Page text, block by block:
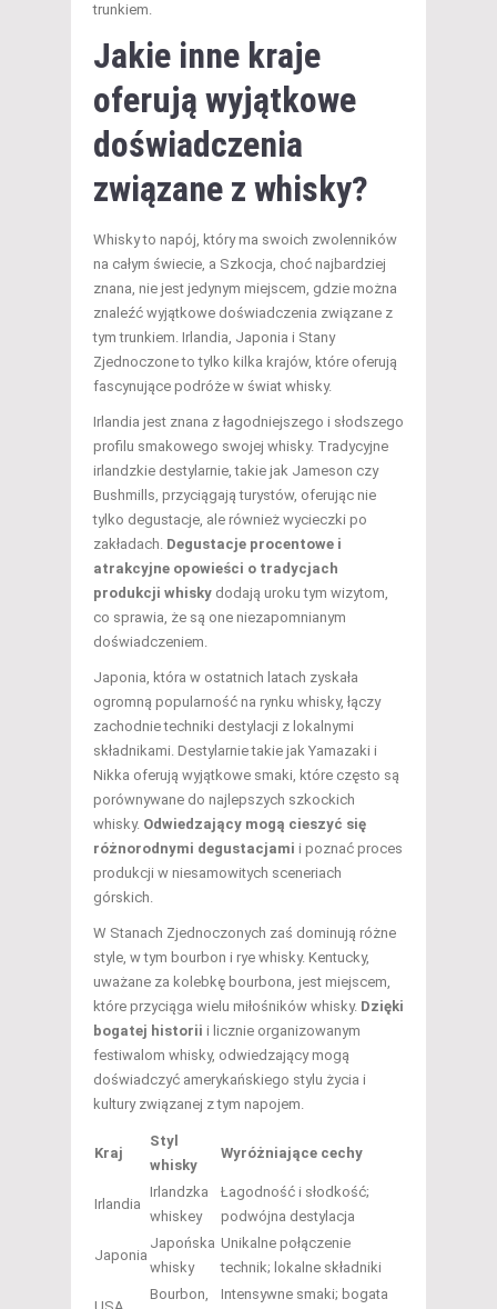
trunkiem.
Jakie inne kraje
oferują wyjątkowe
doświadczenia
związane z whisky?
Whisky to napój, który ma swoich zwolenników
na całym świecie, a Szkocja, choć najbardziej
znana, nie jest jedynym miejscem, gdzie można
znaleźć wyjątkowe doświadczenia związane z
tym trunkiem. Irlandia, Japonia i Stany
Zjednoczone to tylko kilka krajów, które oferują
fascynujące podróże w świat whisky.
Irlandia jest znana z łagodniejszego i słodszego
profilu smakowego swojej whisky. Tradycyjne
irlandzkie destylarnie, takie jak Jameson czy
Bushmills, przyciągają turystów, oferując nie
tylko degustacje, ale również wycieczki po
zakładach. Degustacje procentowe i
atrakcyjne opowieści o tradycjach
produkcji whisky dodają uroku tym wizytom,
co sprawia, że są one niezapomnianym
doświadczeniem.
Japonia, która w ostatnich latach zyskała
ogromną popularność na rynku whisky, łączy
zachodnie techniki destylacji z lokalnymi
składnikami. Destylarnie takie jak Yamazaki i
Nikka oferują wyjątkowe smaki, które często są
porównywane do najlepszych szkockich
whisky. Odwiedzający mogą cieszyć się
różnorodnymi degustacjami i poznać proces
produkcji w niesamowitych sceneriach
górskich.
W Stanach Zjednoczonych zaś dominują różne
style, w tym bourbon i rye whisky. Kentucky,
uważane za kolebkę bourbona, jest miejscem,
które przyciąga wielu miłośników whisky. Dzięki
bogatej historii i licznie organizowanym
festiwalom whisky, odwiedzający mogą
doświadczyć amerykańskiego stylu życia i
kultury związanej z tym napojem.
Kraj
Styl
whisky
Wyróżniające cechy
Irlandia
Irlandzka
whiskey
Łagodność i słodkość;
podwójna destylacja
Japonia
Japońska
whisky
Unikalne połączenie
technik; lokalne składniki
Bourbon, Intensywne smaki; bogata